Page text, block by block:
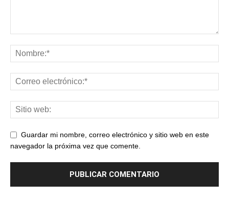
Guardar mi nombre, correo electrónico y sitio web en este
navegador la próxima vez que comente.